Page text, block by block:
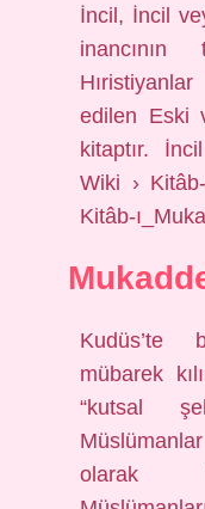
İncil, İncil
edilen Eski
kitaptır.
Wiki ›
Kitâb-
Kudüs’te
mübarek
“kutsal
olarak